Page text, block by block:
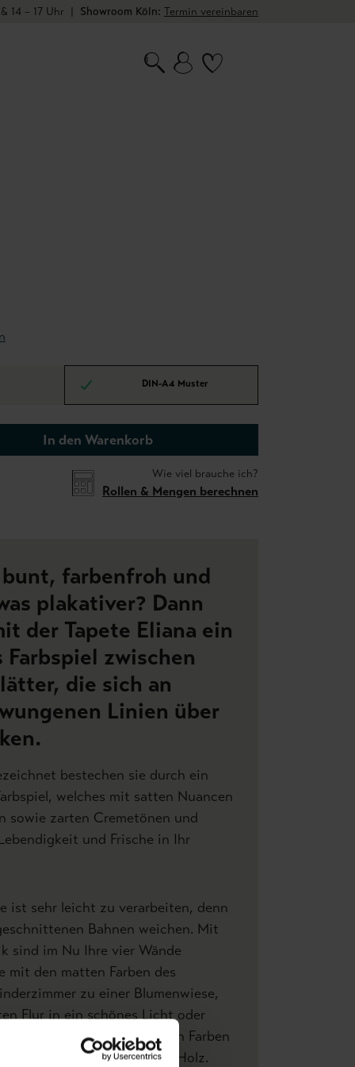
14 – 17 Uhr | Showroom Köln: Termin vereinbaren
DIN-A4 Muster
In den Warenkorb
Wie viel brauche ich?
Rollen & Mengen berechnen
farbenfroh und
plakativer? Dann
der Tapete Eliana ein
zwischen
die sich an
Linien über
bestechen sie durch ein
welches mit satten Nuancen
sowie zarten Cremetönen und
und Frische in Ihr
ist sehr leicht zu verarbeiten, denn
Bahnen weichen. Mit
sind im Nu Ihre vier Wände
mit den matten Farben des
zu einer Blumenwiese,
Flur in ein schönes Licht oder
Blüten mit gedeckten Farben
natürlichen Strukturen von Holz.